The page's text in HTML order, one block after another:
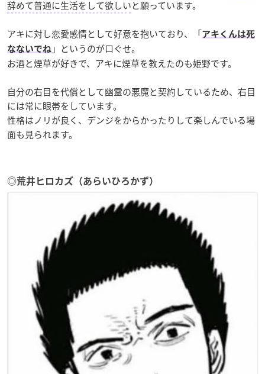
辞めて普通に生活をして欲しいと願っています。
アキに対し恋愛感情として好意を抱いており、「アキくんは死
なないでね 」というのが口ぐせ。
お酒と煙草が好きで、アキに煙草を教えたのも姫野です。
自分の右目を代償として幽霊の悪魔と契約しているため、右目
には常に眼帯をしています。
性格はノリが良く、デンジをからかったりして楽しんでいる場
面も見られます。
◎荒井ヒロカズ（あらいひろかず）